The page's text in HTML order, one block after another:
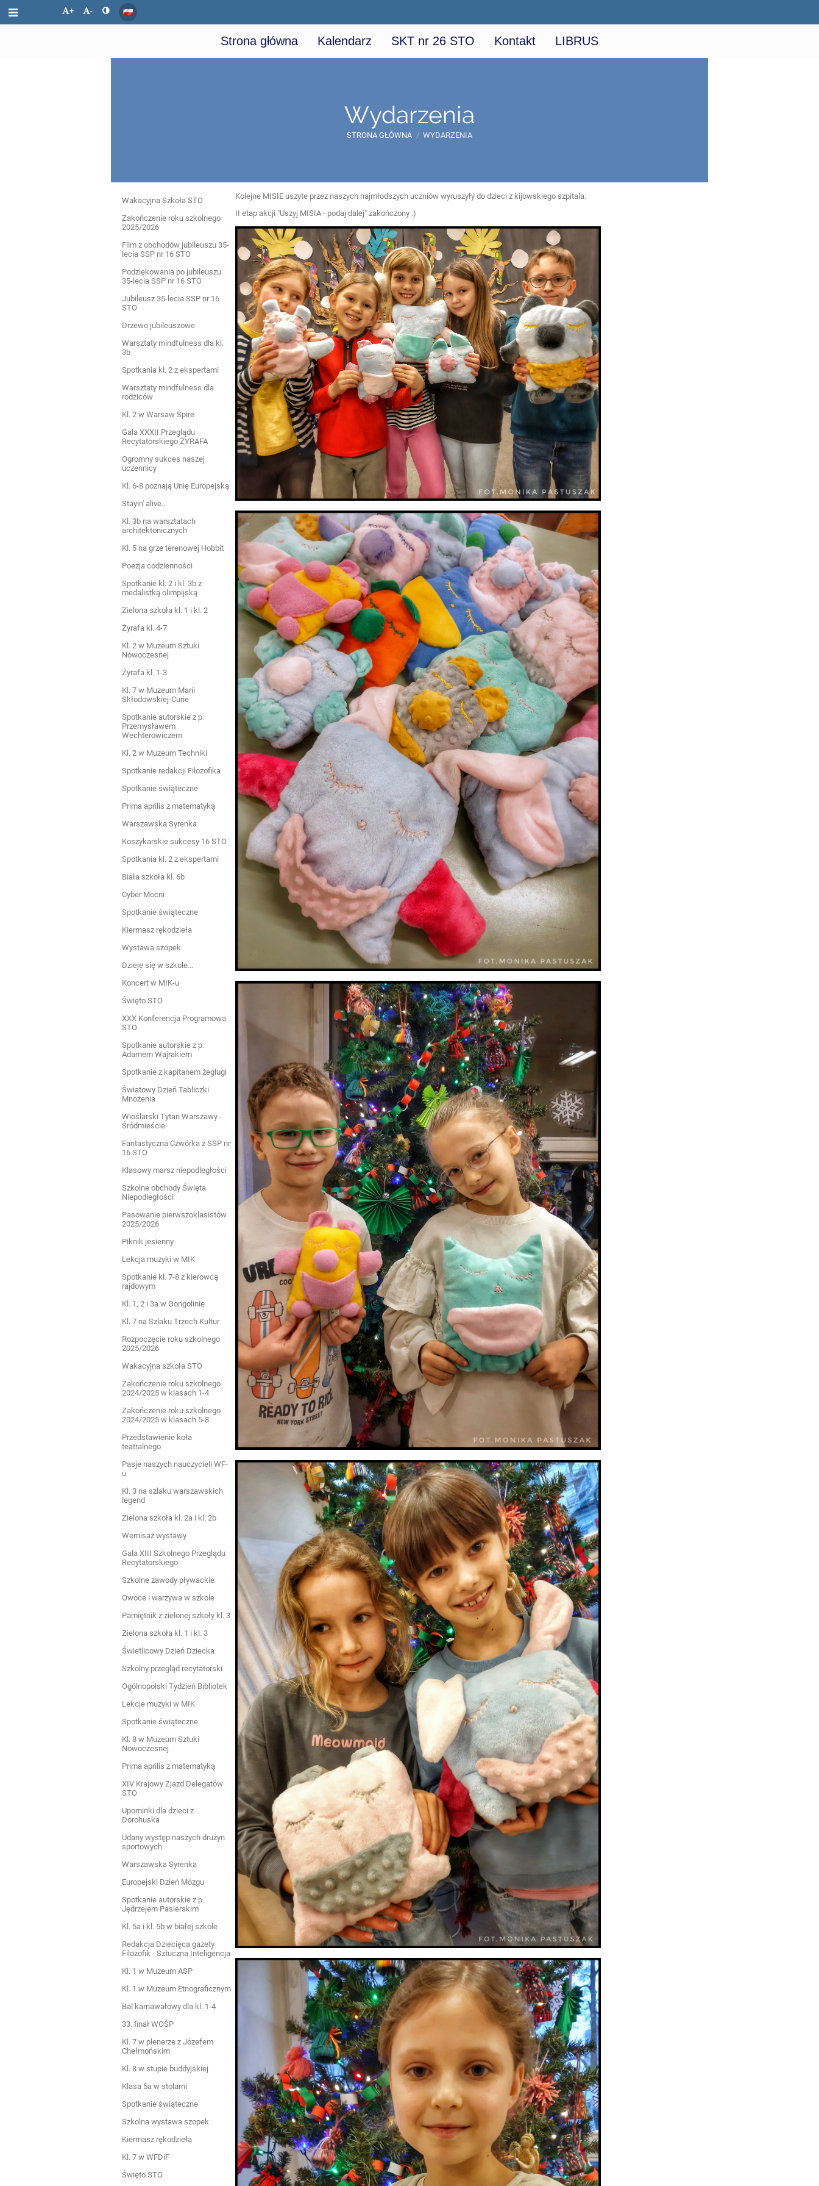
+ -
Strona główna Kalendarz SKT nr 26 STO Kontakt LIBRUS
Wydarzenia
STRONA GŁÓWNA / WYDARZENIA
Wydarzenia
Wakacyjna Szkoła STO
Zakończenie roku szkolnego
2025/2026
Film z obchodów jubileuszu 35-
lecia SSP nr 16 STO
Podziękowania po jubileuszu
35-lecia SSP nr 16 STO
Jubileusz 35-lecia SSP nr 16
STO
Drzewo jubileuszowe
Warsztaty mindfulness dla kl.
3b
Spotkania kl. 2 z ekspertami
Warsztaty mindfulness dla
rodziców
Kl. 2 w Warsaw Spire
Gala XXXII Przeglądu
Recytatorskiego ŻYRAFA
Ogromny sukces naszej
uczennicy
Kl. 6-8 poznają Unię Europejską
Stayin' alive...
Kl. 3b na warsztatach
architektonicznych
Kl. 5 na grze terenowej Hobbit
Poezja codzienności
Spotkanie kl. 2 i kl. 3b z
medalistką olimpijską
Zielona szkoła kl. 1 i kl. 2
Żyrafa kl. 4-7
Kl. 2 w Muzeum Sztuki
Nowoczesnej
Żyrafa kl. 1-3
Kl. 7 w Muzeum Marii
Skłodowskiej-Curie
Spotkanie autorskie z p.
Przemysławem
Wechterowiczem
Kl. 2 w Muzeum Techniki
Spotkanie redakcji Filozofika
Spotkanie świąteczne
Prima aprilis z matematyką
Warszawska Syrenka
Koszykarskie sukcesy 16 STO
Spotkania kl. 2 z ekspertami
Biała szkoła kl. 6b
Cyber Mocni
Spotkanie świąteczne
Kiermasz rękodzieła
Wystawa szopek
Dzieje się w szkole...
Koncert w MIK-u
Święto STO
XXX Konferencja Programowa
STO
Spotkanie autorskie z p.
Adamem Wajrakiem
Spotkanie z kapitanem żeglugi
Światowy Dzień Tabliczki
Mnożenia
Wioślarski Tytan Warszawy -
Śródmieście
Fantastyczna Czwórka z SSP nr
16 STO
Klasowy marsz niepodległości
Szkolne obchody Święta
Niepodległości
Pasowanie pierwszoklasistów
2025/2026
Piknik jesienny
Lekcja muzyki w MIK
Spotkanie kl. 7-8 z kierowcą
rajdowym
Kl. 1, 2 i 3a w Gongolinie
Kl. 7 na Szlaku Trzech Kultur
Rozpoczęcie roku szkolnego
2025/2026
Wakacyjna szkoła STO
Zakończenie roku szkolnego
2024/2025 w klasach 1-4
Zakończenie roku szkolnego
2024/2025 w klasach 5-8
Przedstawienie koła
teatralnego
Pasje naszych nauczycieli WF-
u
Kl. 3 na szlaku warszawskich
legend
Zielona szkoła kl. 2a i kl. 2b
Wernisaż wystawy
Gala XIII Szkolnego Przeglądu
Recytatorskiego
Szkolne zawody pływackie
Owoce i warzywa w szkole
Pamiętnik z zielonej szkoły kl. 3
Zielona szkoła kl. 1 i kl. 3
Świetlicowy Dzień Dziecka
Szkolny przegląd recytatorski
Ogólnopolski Tydzień Bibliotek
Lekcje muzyki w MIK
Spotkanie świąteczne
Kl. 8 w Muzeum Sztuki
Nowoczesnej
Prima aprilis z matematyką
XIV Krajowy Zjazd Delegatów
STO
Upominki dla dzieci z
Dorohuska
Udany występ naszych drużyn
sportowych
Warszawska Syrenka
Europejski Dzień Mózgu
Spotkanie autorskie z p.
Jędrzejem Pasierskim
Kl. 5a i kl. 5b w białej szkole
Redakcja Dziecięca gazety
Filozofik - Sztuczna Inteligencja
Kl. 1 w Muzeum ASP
Kl. 1 w Muzeum Etnograficznym
Bal karnawałowy dla kl. 1-4
33. finał WOŚP
Kl. 7 w plenerze z Józefem
Chełmońskim
Kl. 8 w stupie buddyjskiej
Klasa 5a w stolarni
Spotkanie świąteczne
Szkolna wystawa szopek
Kiermasz rękodzieła
Kl. 7 w WFDiF
Święto STO
Kolejne MISIE uszyte przez naszych najmłodszych uczniów wyruszyły do dzieci z kijowskiego szpitala.
II etap akcji "Uszyj MISIA - podaj dalej" zakończony :)